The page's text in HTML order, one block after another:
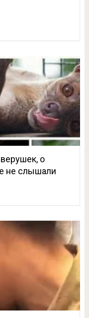
о
не слышали